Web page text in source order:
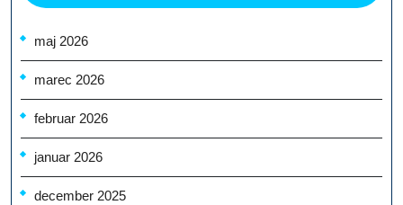
maj 2026
marec 2026
februar 2026
januar 2026
december 2025